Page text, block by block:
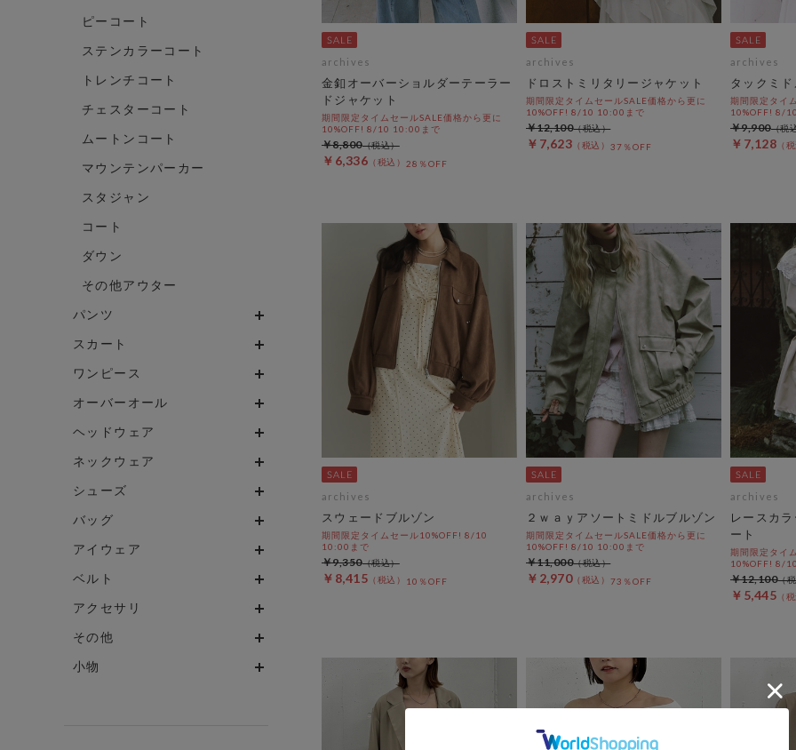
ピーコート
ステンカラーコート
トレンチコート
チェスターコート
ムートンコート
マウンテンパーカー
スタジャン
コート
ダウン
その他アウター
パンツ
スカート
ワンピース
オーバーオール
ヘッドウェア
ネックウェア
シューズ
バッグ
アイウェア
ベルト
アクセサリ
その他
小物
archives
金釦オーバーショルダーテーラー
ドジャケット
期間限定タイムセールSALE価格から更に
10%OFF! 8/10 10:00まで
￥6,336 28％OFF
￥8,800
archives
ドロストミリタリージャケット
期間限定タイムセールSALE価格から更に
10%OFF! 8/10 10:00まで
￥7,623 37％OFF
￥12,100
archives
タックミ
期間限定タイ
10%OFF! 8/
￥7,128
￥9,900
archives
スウェードブルゾン
期間限定タイムセール10%OFF! 8/10
10:00まで
￥8,415 10％OFF
￥9,350
archives
２ｗａｙアソートミドルブルゾン
期間限定タイムセールSALE価格から更に
10%OFF! 8/10 10:00まで
￥2,970 73％OFF
￥11,000
archives
レースカ
ート
期間限定タイ
10%OFF! 8/
￥5,445
￥12,100